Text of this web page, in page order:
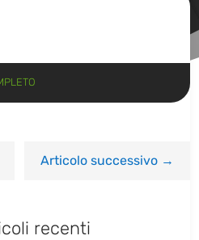
Articolo successivo→
recenti